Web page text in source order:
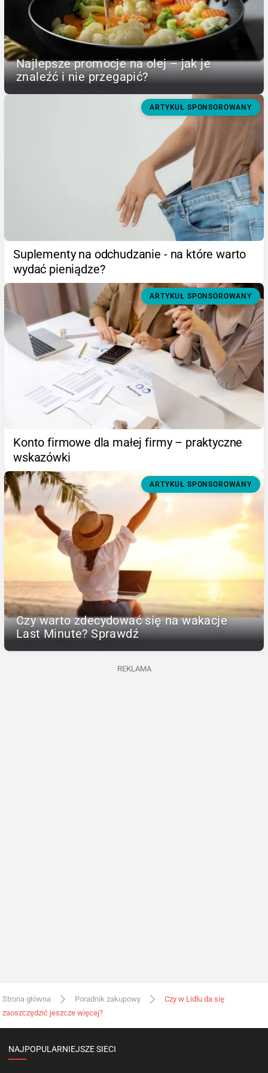
Najlepsze promocje na olej – jak je
znaleźć i nie przegapić?
ARTYKUŁ SPONSOROWANY
Suplementy na odchudzanie - na które warto
wydać pieniądze?
ARTYKUŁ SPONSOROWANY
Konto firmowe dla małej firmy – praktyczne
wskazówki
ARTYKUŁ SPONSOROWANY
Czy warto zdecydować się na wakacje
Last Minute? Sprawdź
REKLAMA
Strona główna Poradnik zakupowy
Czy w Lidlu da się
zaoszczędzić jeszcze więcej?
NAJPOPULARNIEJSZE SIECI